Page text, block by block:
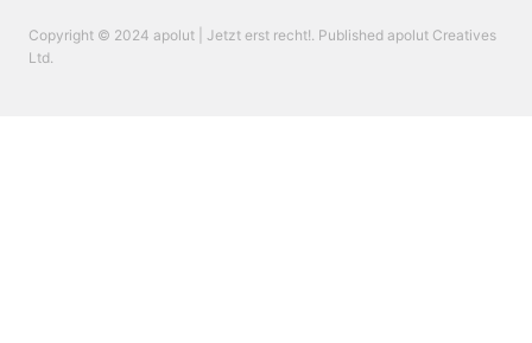
Copyright © 2024 apolut | Jetzt erst recht!. Published apolut Creatives
Ltd.